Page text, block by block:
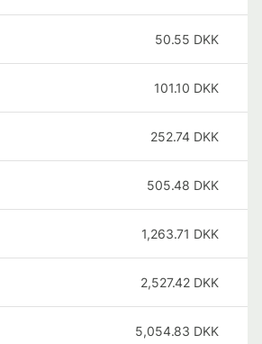
50.55 DKK
101.10 DKK
252.74 DKK
505.48 DKK
1,263.71 DKK
2,527.42 DKK
5,054.83 DKK